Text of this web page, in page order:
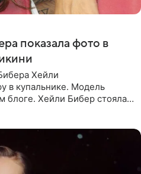
показала фото в
Хейли
в купальнике. Модель
блоге. Хейли Бибер стояла